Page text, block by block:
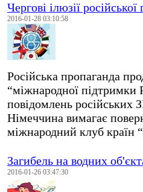
Чергові ілюзії
2016-01-28 03:10:58
Російська пропаганда
“міжнародної підтримки
повідомлень російських
Німеччина вимагає
міжнародний клуб країн
Загибель на водних
2016-01-26 03:47:30